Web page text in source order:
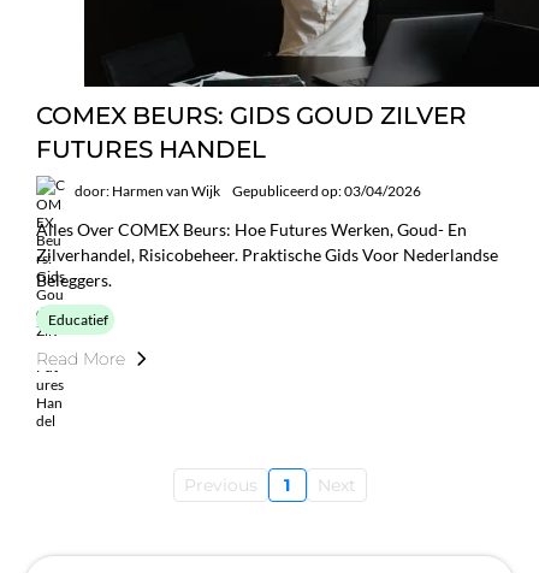
COMEX BEURS: GIDS GOUD ZILVER
FUTURES HANDEL
door: Harmen van Wijk Gepubliceerd op: 03/04/2026
Alles Over COMEX Beurs: Hoe Futures Werken, Goud- En
Zilverhandel, Risicobeheer. Praktische Gids Voor Nederlandse
Beleggers.
Educatief
Read More
Previous 1 Next